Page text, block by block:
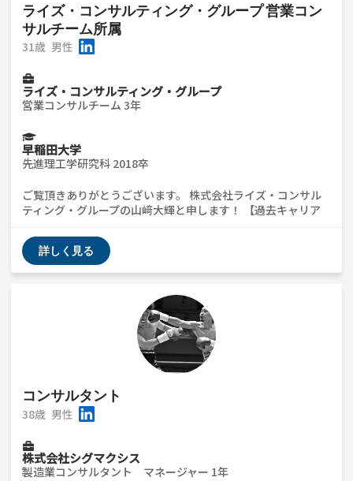
ライズ・コンサルティング・グループ 営業コン
サルチーム所属
31歳 男性
ライズ・コンサルティング・グループ
営業コンサルチーム 3年
早稲田大学
先進理工学研究科 2018卒
ご覧頂きありがとうございます。 株式会社ライズ・コンサル
ティング・グループの山﨑大輝と申します！ 【過去キャリア
ーコンサル→現職というキャリアです。 （1）国内大手損害保
険の基幹システムの刷新プロジェクト支援 （2）国内大手損害
保険の基幹システム内オンプレサーバからAzureへの移行支援
社ライズ・コンサルティング・グループで勤務しています。 大
手証券会社の銀行アライアンス推進のプロジェクトを担当して
います。 DX・POM領域の営業業務を担当しています。
https://www.rise-cg.co.jp/digital-
site/professionals/daiki-yamazaki/ 【強み】 大手ファーム
とベンチャーファームどちらも経験しているので 総合ファー
ムの業界であれば幅広く就活相談に乗ることができます。お気
軽にご連絡いただければと思います。 【会社HP】
https://www.rise-cg.co.jp/firm/ 【ライズ社員の座談会】
きありがとうございました！！
詳しく見る
コンサルタント
38歳 男性
株式会社シグマクシス
製造業コンサルタント マネージャー 1年